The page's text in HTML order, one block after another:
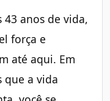
43 anos de vida,
força e
até aqui. Em
que a vida